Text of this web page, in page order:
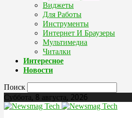
Виджеты
Для Работы
Инструменты
Интернет И Браузеры
Мультимедиа
Читалки
Интересное
Новости
Поиск
Суббота, 8 августа, 2026